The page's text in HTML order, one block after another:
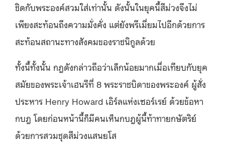
ชิดกับพระองค์สวมใส่เท่านั้น ดังนั้นในยุคนี้สีม่วงจึงไม่
เพียงสะท้อนถึงความมั่งคั่ง แต่ยังพรีเมี่ยมไปอีกด้วยการ
สะท้อนสถานะทางสังคมของราชนิกูลด้วย
ทั้งนี้ทั้งนั้น กฎดังกล่าวถือว่าเล็กน้อยมากเมื่อเทียบกับยุค
สมัยของพระเจ้าเฮนรีที่ 8 พระราชบิดาของพระองค์ ผู้สั่ง
ประหาร Henry Howard เอิร์ลแห่งเซอร์เรย์ ด้วยข้อหา
กบฎ โดยก่อนหน้านี้ก็มีคนเห็นกบฎผู้นี้ท้าทายกษัตริย์
ด้วยการสวมชุดสีม่วงแสนยโส